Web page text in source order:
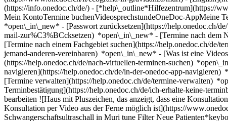
(https://info.onedoc.ch/de/) - [*help\_outline*Hilfezentrum](https://
Mein KontoTermine buchenVideosprechstundeOneDoc-AppMeine
*open\_in\_new* - [Passwort zurücksetzen](https://help.onedoc.ch/
mail-zur%C3%BCcksetzen) *open\_in\_new* - [Termine nach dem
[Termine nach einem Fachgebiet suchen](https://help.onedoc.ch/
jemand-anderen-vereinbaren) *open\_in\_new* - [Was ist eine
(https://help.onedoc.ch/de/nach-virtuellen-terminen-suchen)
navigieren](https://help.onedoc.ch/de/in-der-onedoc-app-